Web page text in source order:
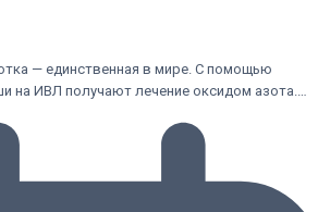
— единственная в мире. С помощью
на ИВЛ получают лечение оксидом азота.…